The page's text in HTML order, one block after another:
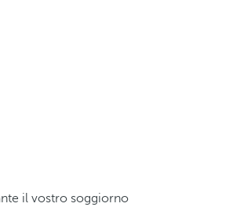
il vostro soggiorno